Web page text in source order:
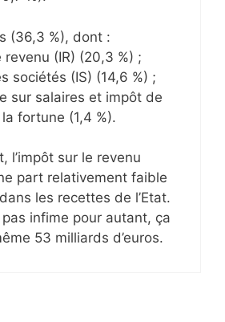
(36,3 %), dont :
(IR) (20,3 %) ;
sociétés (IS) (14,6 %) ;
sur salaires et impôt de
fortune (1,4 %).
l’impôt sur le revenu
part relativement faible
les recettes de l’Etat.
pas infime pour autant, ça
53 milliards d’euros.